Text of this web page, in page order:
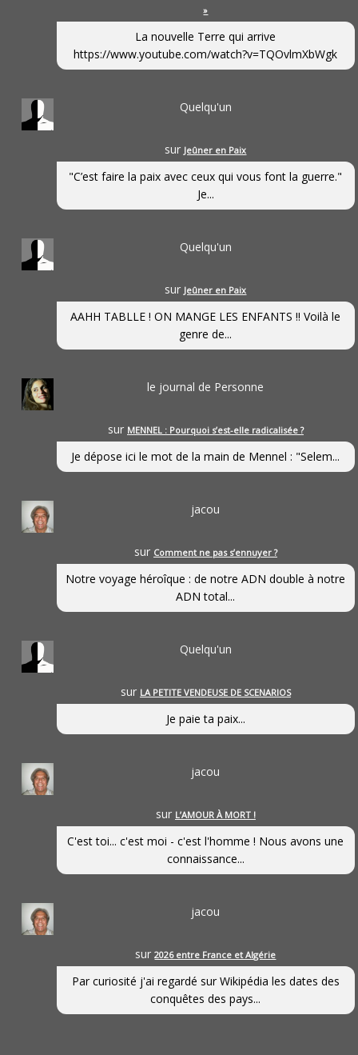
»
La nouvelle Terre qui arrive
https://www.youtube.com/watch?v=TQOvlmXbWgk
Quelqu'un
sur Jeûner en Paix
"C’est faire la paix avec ceux qui vous font la guerre."
Je...
Quelqu'un
sur Jeûner en Paix
AAHH TABLLE ! ON MANGE LES ENFANTS !! Voilà le
genre de...
le journal de Personne
sur MENNEL : Pourquoi s’est-elle radicalisée ?
Je dépose ici le mot de la main de Mennel : "Selem...
jacou
sur Comment ne pas s’ennuyer ?
Notre voyage héroîque : de notre ADN double à notre
ADN total...
Quelqu'un
sur LA PETITE VENDEUSE DE SCENARIOS
Je paie ta paix...
jacou
sur L’AMOUR À MORT !
C'est toi... c'est moi - c'est l'homme ! Nous avons une
connaissance...
jacou
sur2026 entre France et Algérie
Par curiosité j'ai regardé sur Wikipédia les dates des
conquêtes des pays...